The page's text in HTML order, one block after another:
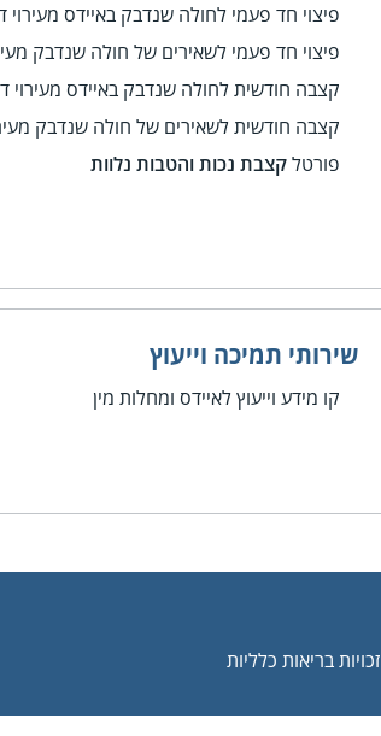
פיצוי חד פעמי לחולה שנדבק באיידס מעירוי
פיצוי חד פעמי לשאירים של חולה שנדבק
קצבה חודשית לחולה שנדבק באיידס מעירוי
קצבה חודשית לשאירים של חולה שנדבק
פורטלקצבת נכות והטבות נלוות
שירותי תמיכה וייעוץ
קו מידע וייעוץ לאיידס ומחלות מין
זכויות בריאות כלליות